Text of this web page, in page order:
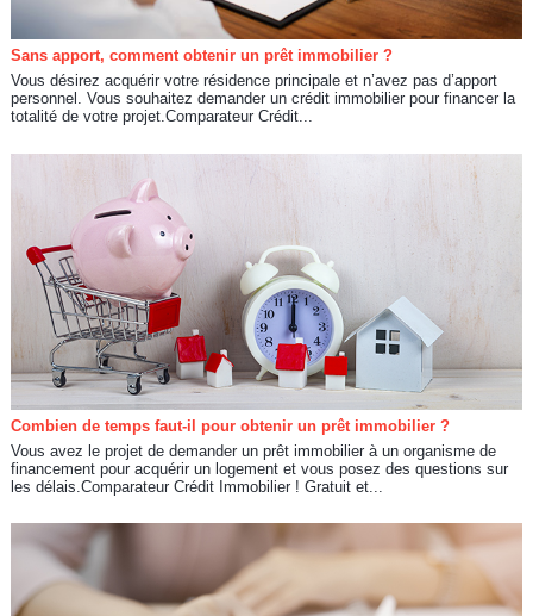
Sans apport, comment obtenir un prêt immobilier ?
Vous désirez acquérir votre résidence principale et n’avez pas d’apport
personnel. Vous souhaitez demander un crédit immobilier pour financer la
totalité de votre projet.Comparateur Crédit...
Combien de temps faut-il pour obtenir un prêt immobilier ?
Vous avez le projet de demander un prêt immobilier à un organisme de
financement pour acquérir un logement et vous posez des questions sur
les délais.Comparateur Crédit Immobilier ! Gratuit et...